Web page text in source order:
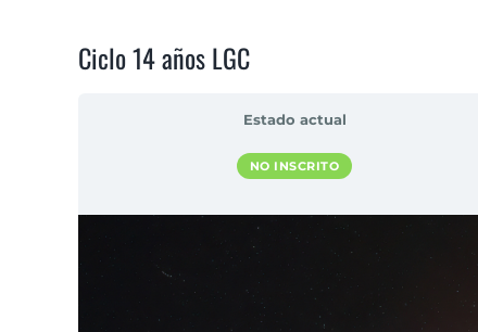
Ciclo 14 años LGC
Estado actual
NO INSCRITO